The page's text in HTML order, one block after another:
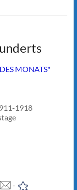
MONATS"
1918
-